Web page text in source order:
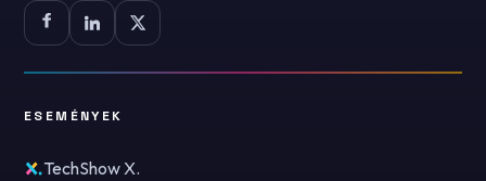
ESEMÉNYEK
TechShow X.